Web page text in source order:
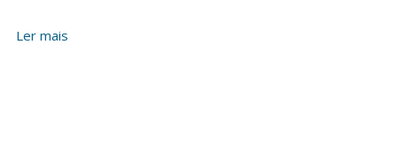
Ler mais